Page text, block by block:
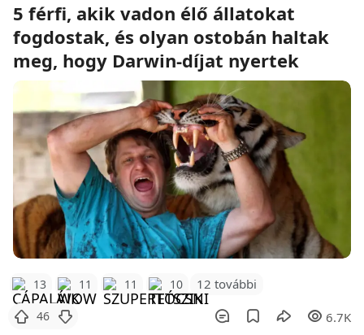
5 férfi, akik vadon élő állatokat
fogdostak, és olyan ostobán haltak
meg, hogy Darwin-díjat nyertek
13 11 11 10 12 további
46 6.7K